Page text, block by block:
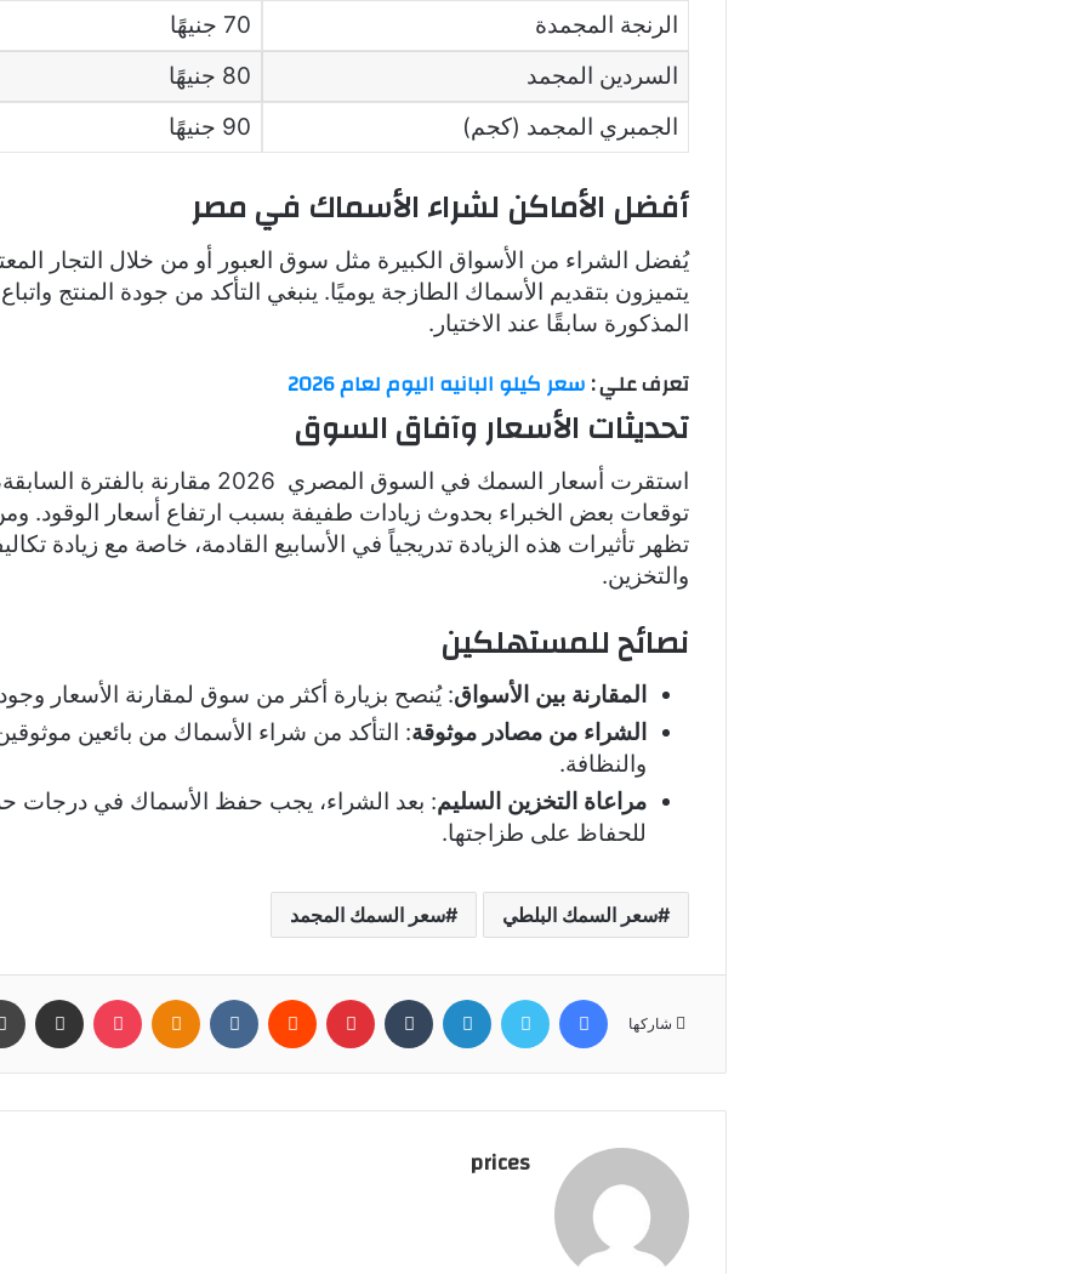
الرنجة المجمدة
70 جنيهًا
السردين المجمد
80 جنيهًا
الجمبري المجمد (كجم)
90 جنيهًا
أفضل الأماكن لشراء الأسماك في مصر
يُفضل الشراء من الأسواق الكبيرة مثل سوق العبور أو من خلال التجار
يتميزون بتقديم الأسماك الطازجة يوميًا. ينبغي التأكد من جودة المنتج
المذكورة سابقًا عند الاختيار.
تعرف علي :سعر كيلو البانيه اليوم لعام 2026
تحديثات الأسعار وآفاق السوق
استقرت أسعار السمك في السوق المصري 2026
توقعات بعض الخبراء بحدوث زيادات طفيفة بسبب ارتفاع أسعار الوقود.
تظهر تأثيرات هذه الزيادة تدريجياً في الأسابيع القادمة، خاصة مع زيادة
والتخزين.
نصائح للمستهلكين
المقارنة بين الأسواق:يُنصح بزيارة أكثر من سوق لمقارنة الأسعار
الشراء من مصادر موثوقة: التأكد من شراء الأسماك من بائعين
والنظافة.
مراعاة التخزين السليم: بعد الشراء، يجب حفظ الأسماك في درجات
للحفاظ على طزاجتها.
سعر السمك البلطي سعر السمك المجمد
شاركها
فيسبوك تويتر لينكدإن بينتيريست Odnoklassniki
بوكيت مشاركة عبر البريد
prices